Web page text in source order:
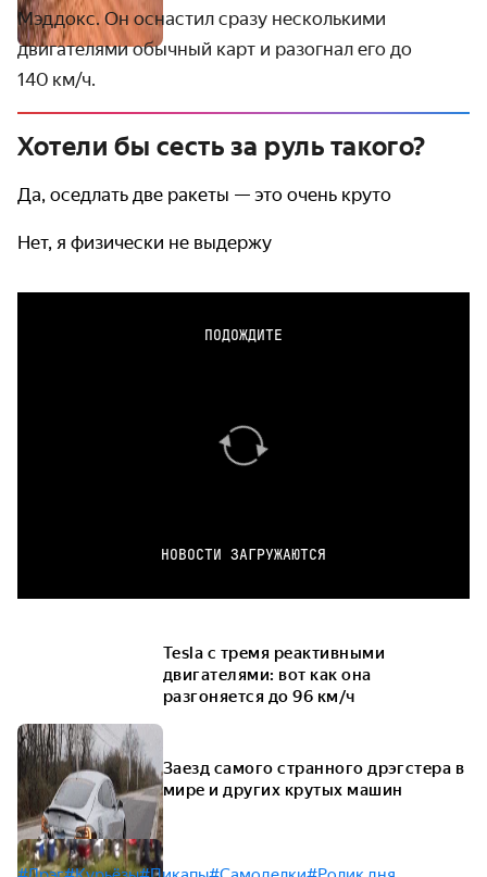
Мэддокс. Он оснастил сразу несколькими
двигателями обычный карт и разогнал его до
140 км / ч.
Хотели бы сесть за руль такого?
Да, оседлать две ракеты — это очень круто
Нет, я физически не выдержу
ПОДОЖДИТЕ
НОВОСТИ ЗАГРУЖАЮТСЯ
Tesla с тремя реактивными
двигателями: вот как она
разгоняется до 96 км/ч
Заезд самого странного дрэгстера в
мире и других крутых машин